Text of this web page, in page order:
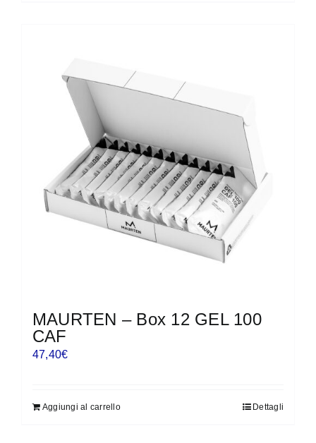
MAURTEN – Box 12 GEL 100
CAF
47,40€
Aggiungi al carrello Dettagli